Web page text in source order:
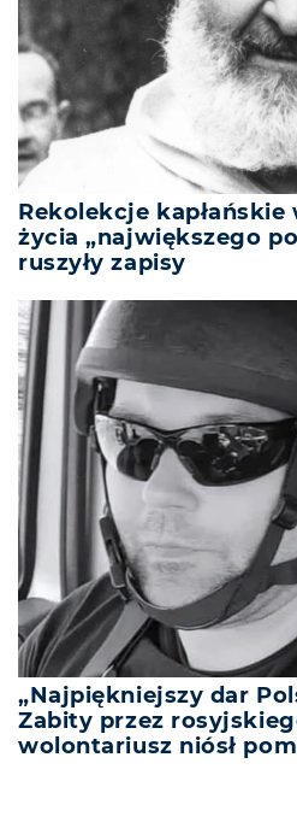
Rekolekcje
życia „największego
ruszyły zapisy
„Najpiękniejszy dar
Zabity przez
wolontariusz niósł